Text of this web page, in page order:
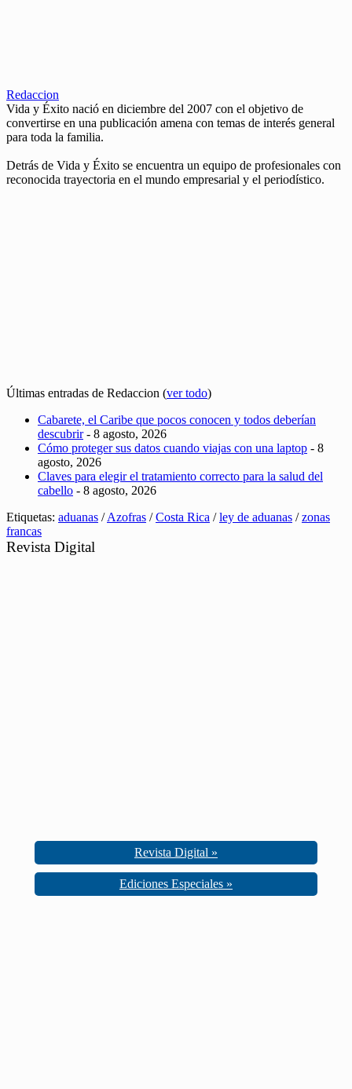
Redaccion
Vida y Éxito nació en diciembre del 2007 con el objetivo de
convertirse en una publicación amena con temas de interés general
para toda la familia.
Detrás de Vida y Éxito se encuentra un equipo de profesionales con
reconocida trayectoria en el mundo empresarial y el periodístico.
Últimas entradas de Redaccion (ver todo)
Cabarete, el Caribe que pocos conocen y todos deberían
descubrir- 8 agosto, 2026
Cómo proteger sus datos cuando viajas con una laptop - 8
agosto, 2026
Claves para elegir el tratamiento correcto para la salud del
cabello - 8 agosto, 2026
Etiquetas: aduanas /Azofras /Costa Rica /ley de aduanas /zonas
francas
Revista Digital
Revista Digital »
Ediciones Especiales »